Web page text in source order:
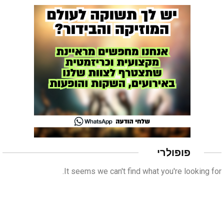
פופולרי
It seems we can't find what you're looking for.